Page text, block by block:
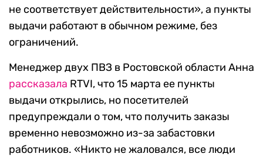
не соответствует действительности», а пункты
выдачи работают в обычном режиме, без
ограничений.
Менеджер двух ПВЗ в Ростовской области Анна
рассказала RTVI, что 15 марта ее пункты
выдачи открылись, но посетителей
предупреждали о том, что получить заказы
временно невозможно из-за забастовки
работников. «Никто не жаловался, все люди